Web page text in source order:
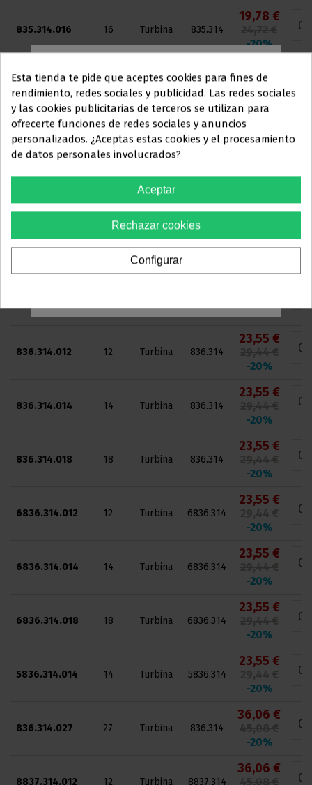
Este sitio web está dirigidoen
exclusivaa
PROFESIONALES DEL
SECTOR
ODONTOLÓGICO
Debes confirmar que eres
profesional dental
835.314.016 16 Turbina 835.314
19,78 €
-20%
6835.314.009 9 Turbina 6835.314
19,78 €
24,72 €
-20%
6835.314.010 10 Turbina 6835.314
19,78 €
24,72 €
Turbina
19,78 €
-20%
6835.314.014 14 Turbina 6835.314
24,72 €
-20%
836.314.012 12 Turbina 836.314
23,55 €
-20%
836.314.014 14 Turbina 836.314
23,55 €
-20%
836.314.018 18 Turbina 836.314
23,55 €
-20%
6836.314.012 12 Turbina 6836.314
23,55 €
-20%
6836.314.014 14 Turbina 6836.314
23,55 €
-20%
6836.314.018 18 Turbina 6836.314
23,55 €
-20%
5836.314.014 14 Turbina 5836.314
23,55 €
-20%
836.314.027 27 Turbina 836.314
36,06 €
-20%
8837.314.012 12 Turbina 8837.314
36,06 €
Esta tienda te pide que aceptes cookies para fines de
rendimiento, redes sociales y publicidad. Las redes sociales
y las cookies publicitarias de terceros se utilizan para
ofrecerte funciones de redes sociales y anuncios
personalizados. ¿Aceptas estas cookies y el procesamiento
de datos personales involucrados?
Aceptar
Rechazar cookies
Configurar